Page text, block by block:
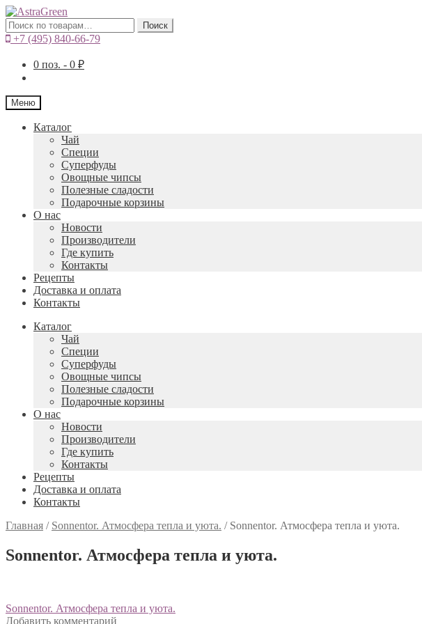
Искать: Поиск
+7 (495) 840-66-79
0 поз. - 0 ₽
Меню
Каталог
Чай
Специи
Cуперфуды
Овощные чипсы
Полезные сладости
Подарочные корзины
О нас
Новости
Производители
Где купить
Контакты
Рецепты
Доставка и оплата
Контакты
Каталог
Чай
Специи
Cуперфуды
Овощные чипсы
Полезные сладости
Подарочные корзины
О нас
Новости
Производители
Где купить
Контакты
Рецепты
Доставка и оплата
Контакты
Главная / Sonnentor. Атмосфера тепла и уюта. / Sonnentor. Атмосфера тепла и уюта.
Sonnentor. Атмосфера тепла и уюта.
Навигация
Предыдущий:
Sonnentor. Атмосфера тепла и уюта.
Добавить комментарий